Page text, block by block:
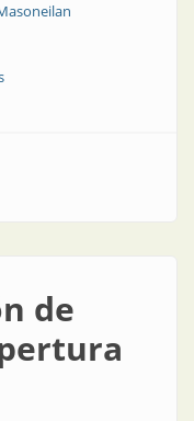
control | Soluciones de
de